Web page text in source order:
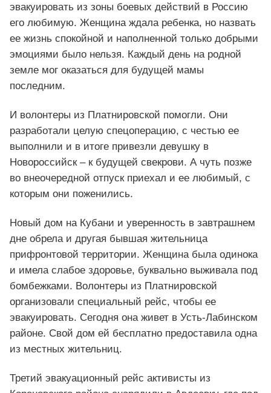
эвакуировать из зоны боевых действий в Россию
его любимую. Женщина ждала ребенка, но назвать
ее жизнь спокойной и наполненной только добрыми
эмоциями было нельзя. Каждый день на родной
земле мог оказаться для будущей мамы
последним.
И волонтеры из Платнировской помогли. Они
разработали целую спецоперацию, с честью ее
выполнили и в итоге привезли девушку в
Новороссийск – к будущей свекрови. А чуть позже
во внеочередной отпуск приехал и ее любимый, с
которым они поженились.
Новый дом на Кубани и уверенность в завтрашнем
дне обрела и другая бывшая жительница
прифронтовой территории. Женщина была одинока
и имела слабое здоровье, буквально выживала под
бомбежками. Волонтеры из Платнировской
организовали специальный рейс, чтобы ее
эвакуировать. Сегодня она живет в Усть-Лабинском
районе. Свой дом ей бесплатно предоставила одна
из местных жительниц.
Третий эвакуационный рейс активисты из